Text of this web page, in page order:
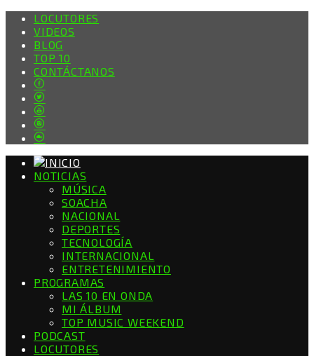
LOCUTORES
VIDEOS
BLOG
TOP 10
CONTÁCTANOS
NOTICIAS
MÚSICA
SOACHA
NACIONAL
DEPORTES
TECNOLOGÍA
INTERNACIONAL
ENTRETENIMIENTO
PROGRAMAS
LAS 10 EN ONDA
MI ÁLBUM
TOP MUSIC WEEKEND
PODCAST
LOCUTORES